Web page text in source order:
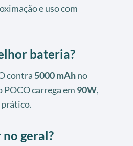
e uso com
bateria?
contra 5000 mAhno
carrega em 90W,
geral?